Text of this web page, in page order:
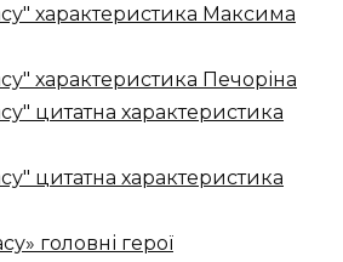
характеристика Максима
характеристика Печоріна
цитатна характеристика
цитатна характеристика
головні герої